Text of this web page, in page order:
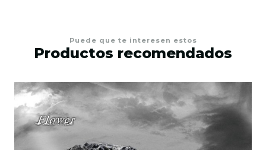
Puede que te interesen estos
Productos recomendados